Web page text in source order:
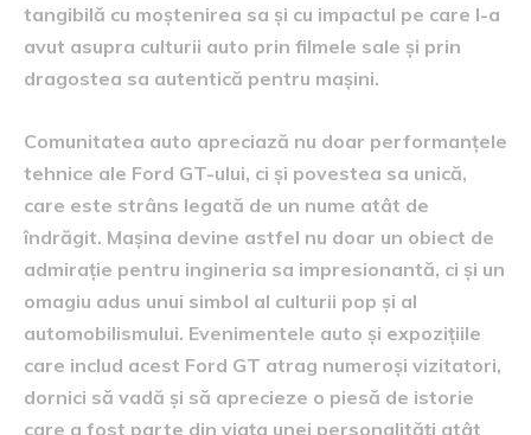
tangibilă cu moștenirea sa și cu impactul pe care l-a
avut asupra culturii auto prin filmele sale și prin
dragostea sa autentică pentru mașini.
Comunitatea auto apreciază nu doar performanțele
tehnice ale Ford GT-ului, ci și povestea sa unică,
care este strâns legată de un nume atât de
îndrăgit. Mașina devine astfel nu doar un obiect de
admirație pentru ingineria sa impresionantă, ci și un
omagiu adus unui simbol al culturii pop și al
automobilismului. Evenimentele auto și expozițiile
care includ acest Ford GT atrag numeroși vizitatori,
dornici să vadă și să aprecieze o piesă de istorie
care a fost parte din viața unei personalități atât